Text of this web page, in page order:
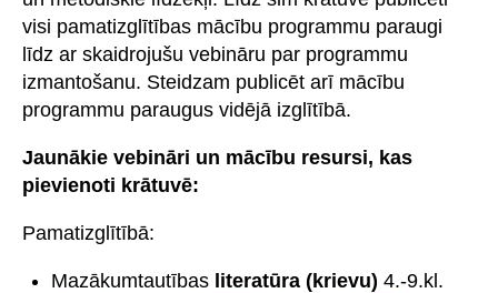
visi pamatizglītības mācību programmu paraugi
līdz ar skaidrojušu vebināru par programmu
izmantošanu. Steidzam publicēt arī mācību
programmu paraugus vidējā izglītībā.
Jaunākie vebināri un mācību resursi, kas
pievienoti krātuvē:
Pamatizglītībā:
Mazākumtautības literatūra (krievu) 4.-9.kl.